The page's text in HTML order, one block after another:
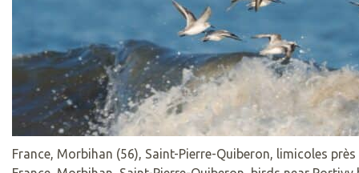
France, Morbihan (56), Saint-Pierre-Quiberon, limicoles